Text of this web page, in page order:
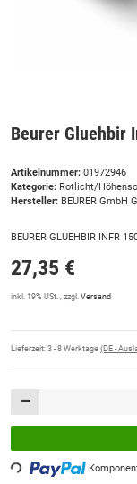
Beurer Gluehbir
Artikelnummer: 01972946
Kategorie: Rotlicht/
Hersteller: BEURER GmbH
BEURER GLUEHBIR INFR
27,35 €
inkl. 19% USt. , zzgl. Versand
Lieferzeit: 3 - 8 Werktage (DE -